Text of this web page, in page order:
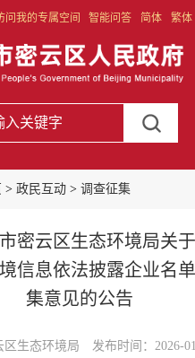
问我的专属空间 智能问答 简体 繁体
> 政民互动> 调查征集
市密云区生态环境局关
信息依法披露企业名
集意见的公告
区生态环境局 发布时间：2026-